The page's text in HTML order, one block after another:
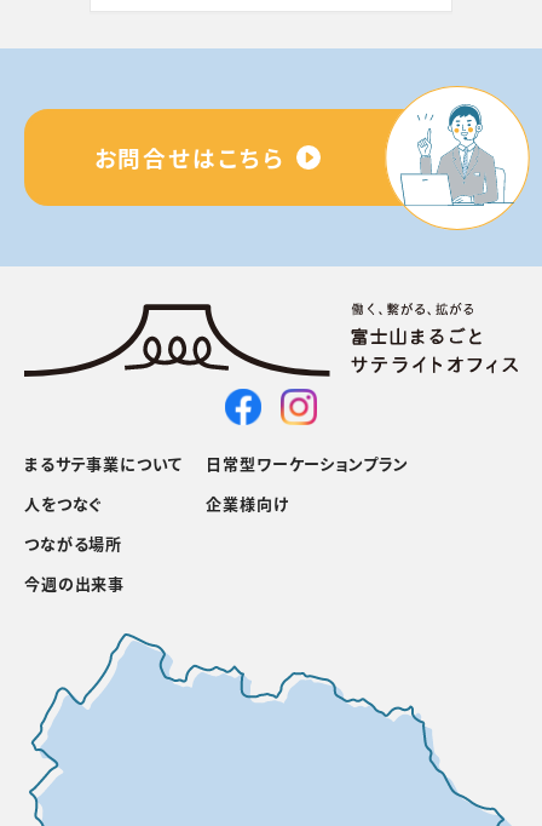
お問合せはこちら
まるサテ事業について
人をつなぐ
つながる場所
日常型ワーケーションプラン
企業様向け
今週の出来事